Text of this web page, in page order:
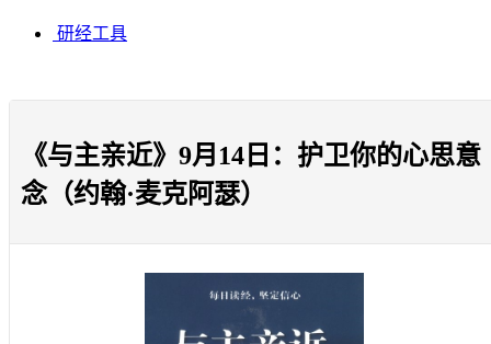
研经工具
《与主亲近》9月14日：护卫你的心思意
念（约翰·麦克阿瑟）